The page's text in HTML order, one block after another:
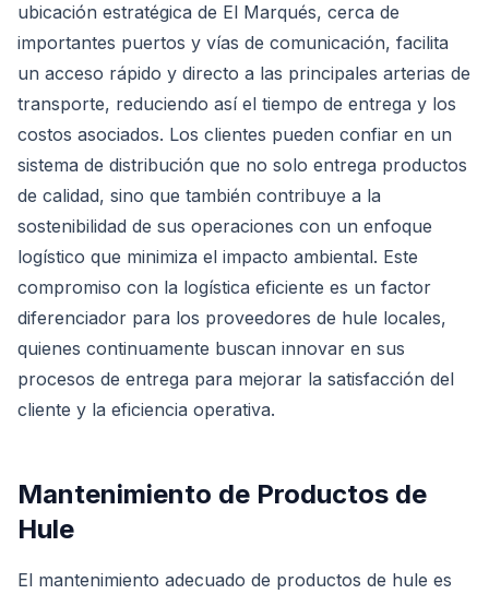
ubicación estratégica de El Marqués, cerca de
importantes puertos y vías de comunicación, facilita
un acceso rápido y directo a las principales arterias de
transporte, reduciendo así el tiempo de entrega y los
costos asociados. Los clientes pueden confiar en un
sistema de distribución que no solo entrega productos
de calidad, sino que también contribuye a la
sostenibilidad de sus operaciones con un enfoque
logístico que minimiza el impacto ambiental. Este
compromiso con la logística eficiente es un factor
diferenciador para los proveedores de hule locales,
quienes continuamente buscan innovar en sus
procesos de entrega para mejorar la satisfacción del
cliente y la eficiencia operativa.
Mantenimiento de Productos de
Hule
El mantenimiento adecuado de productos de hule es